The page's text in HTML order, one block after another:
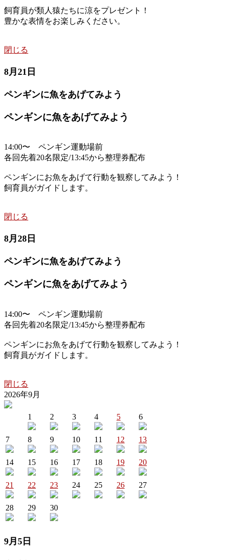
飼育員が類人猿たちに涼をプレゼント！
豊かな表情をお楽しみください。
閉じる
8月21日
ペンギンに魚をあげてみよう
ペンギンに魚をあげてみよう
14:00〜 ペンギン運動場前
各回先着20名限定/13:45から整理券配布
ペンギンにお魚をあげて行動を観察してみよう！
飼育員がガイドします。
閉じる
8月28日
ペンギンに魚をあげてみよう
ペンギンに魚をあげてみよう
14:00〜 ペンギン運動場前
各回先着20名限定/13:45から整理券配布
ペンギンにお魚をあげて行動を観察してみよう！
飼育員がガイドします。
閉じる
2026年9月
1 2 3 4 5 6
7 8 9 10 11 12 13
14 15 16 17 18 19 20
21 22 23 24 25 26 27
28 29 30
9月5日